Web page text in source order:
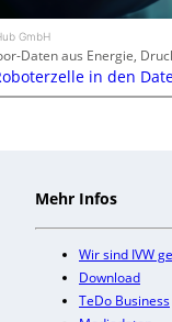
GmbH
Daten aus Energie,
in den
Mehr Infos
Wir sind IVW
Download
TeDo Business